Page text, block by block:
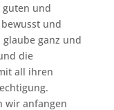
und
und
ganz und
die
all ihren
wir anfangen